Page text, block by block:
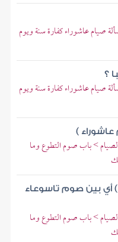
صيام عاشوراء كفارة سنة ويوم
؟
صيام عاشوراء كفارة سنة ويوم
)
> باب صوم التطوع وما
أي بين صوم تاسوعاء
> باب صوم التطوع وما